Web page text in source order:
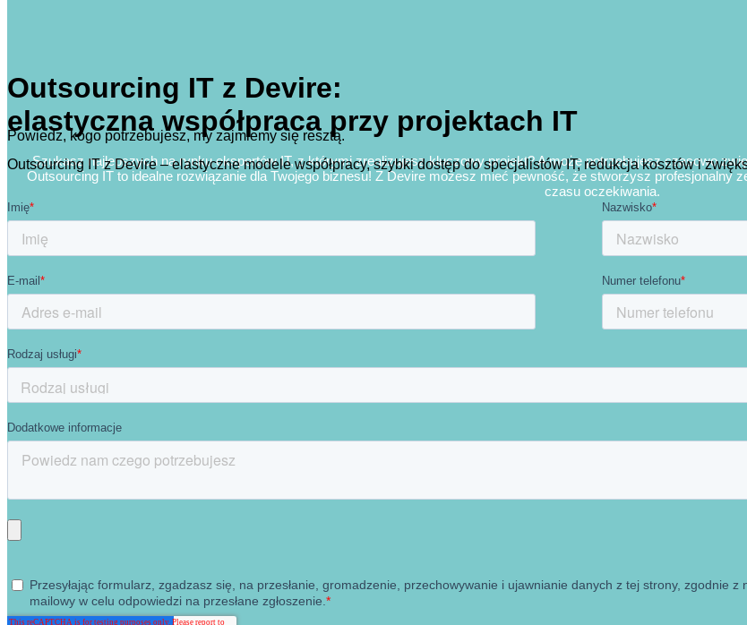
Outsourcing IT z Devire:
elastyczna współpraca przy projektach IT
Outsourcing IT z Devire – elastyczne modele współpracy, szybki dostęp do specjalistów IT, redukcja kosztów i
Powiedz, kogo potrzebujesz, my zajmiemy się resztą.
Szukasz najlepszych na rynku ekspertów IT, z którymi zrealizujesz kluczowy projekt? A może potrzebujesz czasowo
Outsourcing IT to idealne rozwiązanie dla Twojego biznesu! Z Devire możesz mieć pewność, że stworzysz profesjonalny
czasu oczekiwania.